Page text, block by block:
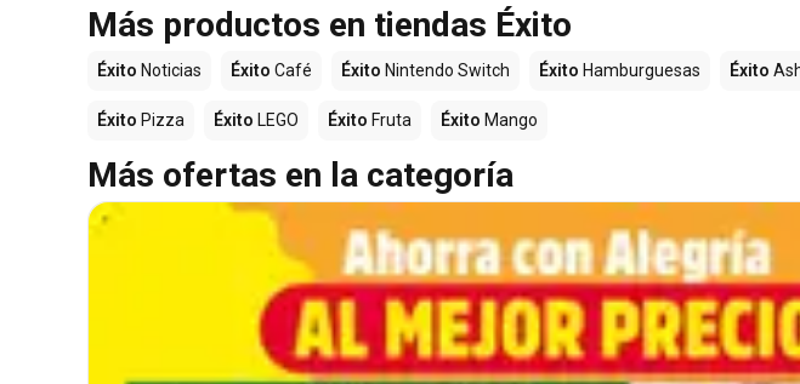
Más productos en tiendas Éxito
Éxito Noticias Éxito Café Éxito Nintendo Switch Éxito Hamburguesas Éxito
Éxito Pizza Éxito LEGO Éxito Fruta Éxito Mango
Más ofertas en la categoría